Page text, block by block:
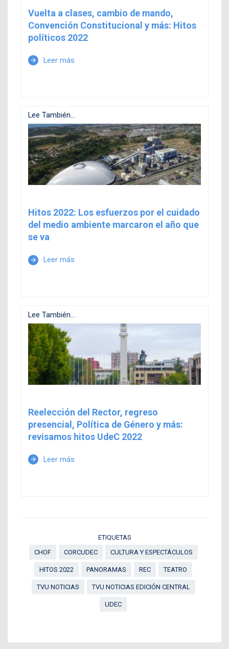
Vuelta a clases, cambio de mando,
Convención Constitucional y más: Hitos
políticos 2022
arrow_forward Leer más
Lee También...
Hitos 2022: Los esfuerzos por el cuidado
del medio ambiente marcaron el año que
se va
arrow_forward Leer más
Lee También...
Reelección del Rector, regreso
presencial, Política de Género y más:
revisamos hitos UdeC 2022
arrow_forward Leer más
ETIQUETAS
CHOF
CORCUDEC CULTURA Y ESPECTÁCULOS
HITOS 2022 PANORAMAS REC TEATRO
TVU NOTICIAS TVU NOTICIAS EDICIÓN CENTRAL
UDEC